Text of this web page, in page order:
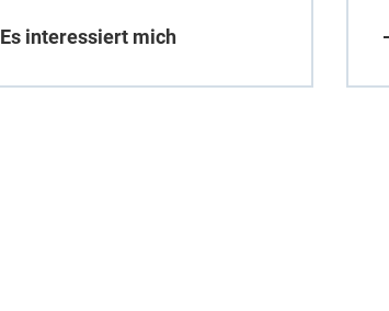
Es interessiert mich